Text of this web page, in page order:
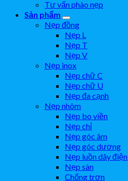
Tư vấn phào nẹp
Sản phẩm
Nẹp đồng
Nẹp L
Nẹp T
Nẹp V
Nẹp inox
Nẹp chữ C
Nẹp chữ U
Nẹp đa cạnh
Nẹp nhôm
Nẹp bo viền
Nẹp chỉ
Nẹp góc âm
Nẹp góc dương
Nẹp luồn dây điện
Nẹp sàn
Chống trơn